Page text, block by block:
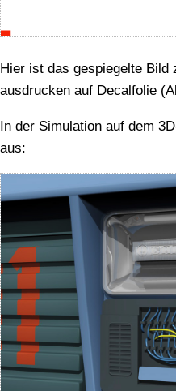
Hier ist das gespiegelte Bild
ausdrucken auf Decalfolie
In der Simulation auf dem
aus: